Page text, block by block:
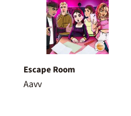
Escape Room
Aavv